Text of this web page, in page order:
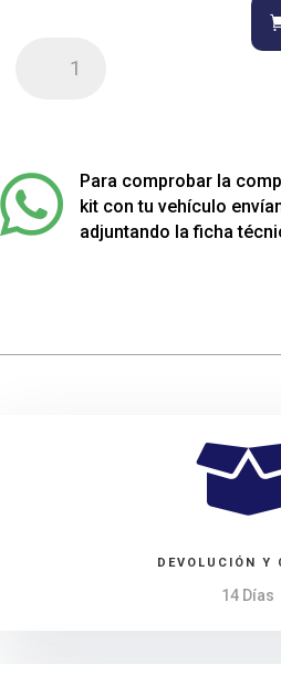
para
Mercedes
A180-

Para comprobar la
kit con tu vehículo
adjuntando la ficha
DEVOLUCIÓN Y
14 Días